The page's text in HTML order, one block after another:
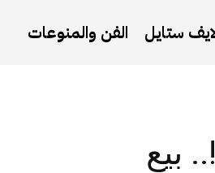
ستايل الفن والمنوعات
بيع